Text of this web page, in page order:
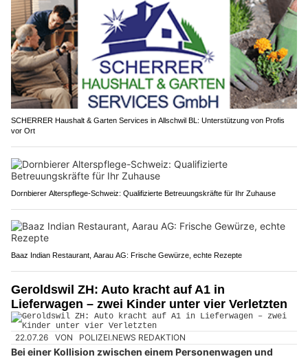
SCHERRER Haushalt & Garten Services in Allschwil BL: Unterstützung von Profis
vor Ort
Dornbierer Alterspflege-Schweiz: Qualifizierte Betreuungskräfte für Ihr Zuhause
Baaz Indian Restaurant, Aarau AG: Frische Gewürze, echte Rezepte
Geroldswil ZH: Auto kracht auf A1 in
Lieferwagen – zwei Kinder unter vier Verletzten
22.07.26 VON POLIZEI.NEWS REDAKTION
Bei einer Kollision zwischen einem Personenwagen und